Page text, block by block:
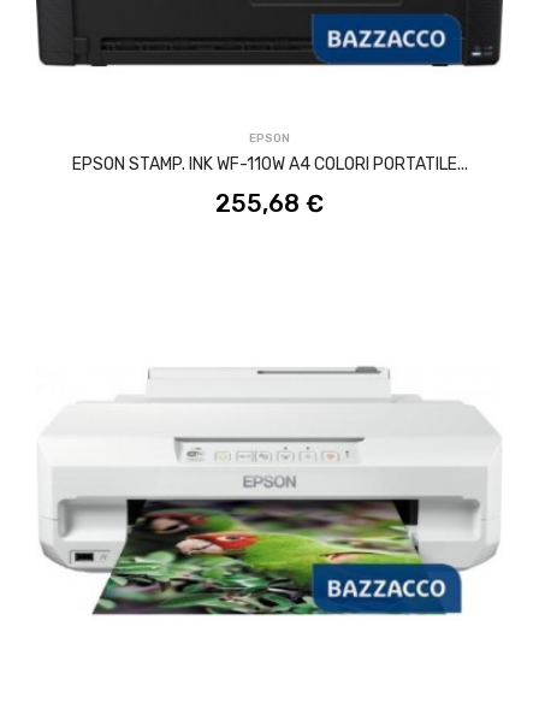
EPSON
EPSON STAMP. INK WF-110W A4 COLORI PORTATILE...
255,68 €